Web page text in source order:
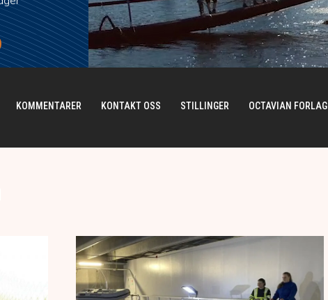
KOMMENTARER KONTAKT OSS STILLINGER OCTAVIAN FORLAG